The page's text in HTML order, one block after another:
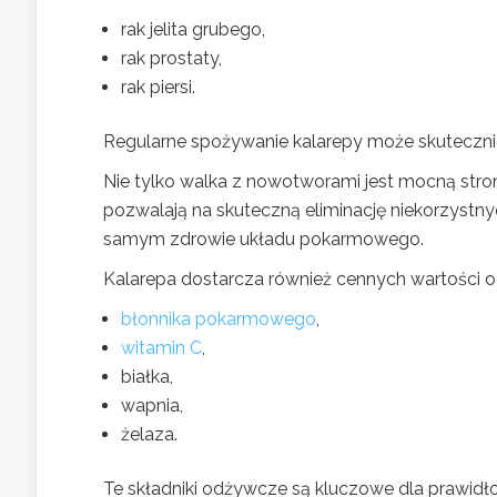
rak jelita grubego,
rak prostaty,
rak piersi.
Regularne spożywanie kalarepy może
Nie tylko walka z nowotworami jest mocną
pozwalają na skuteczną eliminację
samym zdrowie układu pokarmowego.
Kalarepa dostarcza również cennych wartości
błonnika pokarmowego,
witamin C,
białka,
wapnia,
żelaza.
Te składniki odżywcze są kluczowe dla